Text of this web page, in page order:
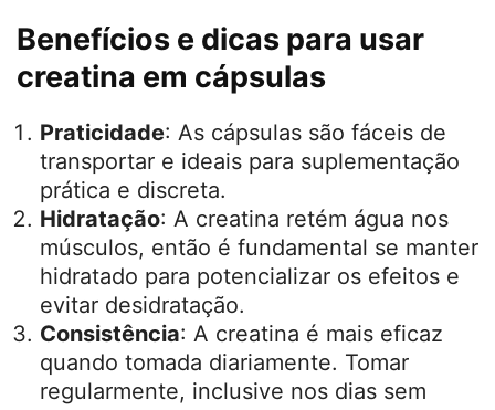
Principais marcas de creatina
em cápsulas e dosagem
Aqui estão algumas das principais marcas
de creatina em cápsulas disponíveis no
Brasil, com a quantidade diária
recomendada para atingir 3 gramas: